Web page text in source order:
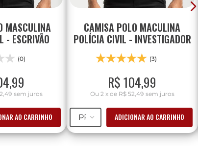
MASCULINA
- ESCRIVÃO
(0)
,99
sem juros
AO CARRINHO
CAMISA POLO MACULINA
POLÍCIA CIVIL - INVESTIGADOR
(3)
R$104,99
Ou 2 xde R$ 52,49 sem juros
PP ADICIONAR AO CARRINHO